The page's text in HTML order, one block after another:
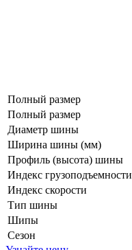
Полный размер
Полный размер
Диаметр шины
Ширина шины (мм)
Профиль (высота) шины
Индекс грузоподъемности
Индекс скорости
Тип шины
Шипы
Сезон